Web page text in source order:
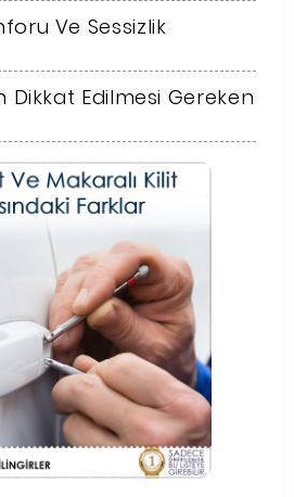
Ve Sessizlik
Dikkat Edilmesi Gereken